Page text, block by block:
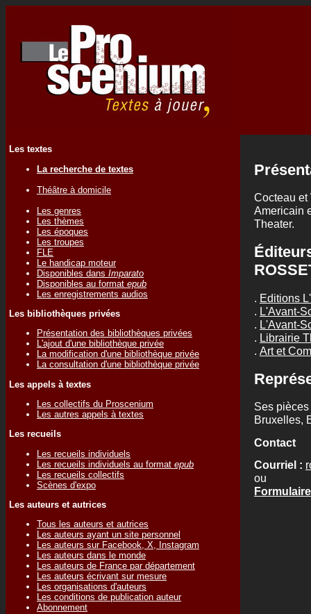
Les textes
La recherche de textes
Théâtre à domicile
Les genres
Les thèmes
Les époques
Les troupes
FLE
Le handicap moteur
Disponibles dans Imparato
Disponibles au format epub
Les enregistrements audios
Les bibliothèques privées
Présentation des bibliothèques privées
L'ajout d'une bibliothèque privée
La modification d'une bibliothèque privée
La consultation d'une bibliothèque privée
Les appels à textes
Les collectifs du Proscenium
Les autres appels à textes
Les recueils
Les recueils individuels
Les recueils individuels au format epub
Les recueils collectifs
Scènes d'expo
Les auteurs et autrices
Tous les auteurs et autrices
Les auteurs ayant un site personnel
Les auteurs sur Facebook, X, Instagram
Les auteurs dans le monde
Les auteurs de France par département
Les auteurs écrivant sur mesure
Les organisations d'auteurs
Les conditions de publication auteur
Abonnement
Cocteau et
Americain
Theater.
. Editions
. L'Avant-
. L'Avant-
. Librairie
. Art et
Ses
Bruxelles,
Contact
Courriel :
ou